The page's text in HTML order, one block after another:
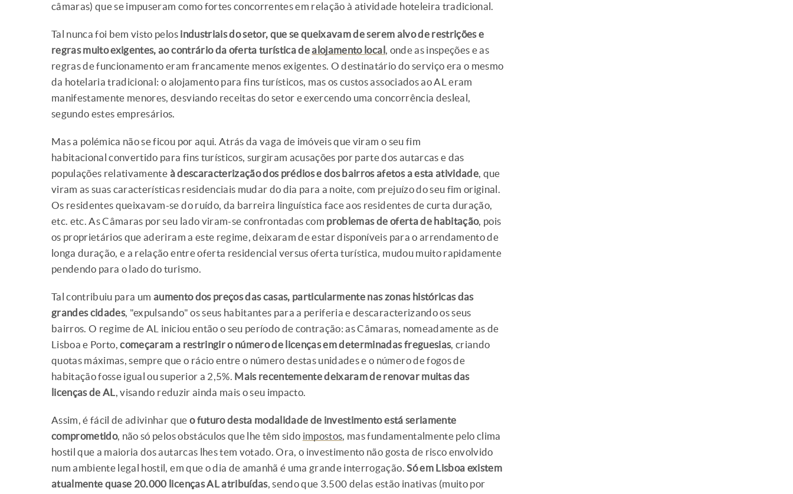
câmaras) que se impuseram como fortes concorrentes em relação à atividade hoteleira tradicional.
Tal nunca foi bem visto pelosindustriais do setor, que se queixavam de serem alvo de restrições e
regras muito exigentes, ao contrário da oferta turística dealojamento local , onde as inspeções e as
regras de funcionamento eram francamente menos exigentes. O destinatário do serviço era o mesmo
da hotelaria tradicional: o alojamento para fins turísticos, mas os custos associados ao AL eram
manifestamente menores, desviando receitas do setor e exercendo uma concorrência desleal,
segundo estes empresários.
Mas a polémica não se ficou por aqui. Atrás da vaga de imóveis que viram o seu fim
habitacional convertido para fins turísticos, surgiram acusações por parte dos autarcas e das
populações relativamente à descaracterização dos prédios e dos bairros afetos a esta atividade, que
viram as suas características residenciais mudar do dia para a noite, com prejuízo do seu fim original.
Os residentes queixavam-se do ruído, da barreira linguística face aos residentes de curta duração,
etc. etc. As Câmaras por seu lado viram-se confrontadas com problemas de oferta de habitação, pois
os proprietários que aderiram a este regime, deixaram de estar disponíveis para o arrendamento de
longa duração, e a relação entre oferta residencial versus oferta turística, mudou muito rapidamente
pendendo para o lado do turismo.
Tal contribuiu para um aumento dos preços das casas, particularmente nas zonas históricas das
grandes cidades, "expulsando" os seus habitantes para a periferia e descaracterizando os seus
bairros. O regime de AL iniciou então o seu período de contração: as Câmaras, nomeadamente as de
Lisboa e Porto,começaram a restringir o número de licenças em determinadas freguesias, criando
quotas máximas, sempre que o rácio entre o número destas unidades e o número de fogos de
habitação fosse igual ou superior a 2,5%. Mais recentemente deixaram de renovar muitas das
licenças de AL, visando reduzir ainda mais o seu impacto.
Assim, é fácil de adivinhar que o futuro desta modalidade de investimento está seriamente
comprometido, não só pelos obstáculos que lhe têm sido impostos, mas fundamentalmente pelo clima
hostil que a maioria dos autarcas lhes tem votado. Ora, o investimento não gosta de risco envolvido
num ambiente legal hostil, em que o dia de amanhã é uma grande interrogação.Só em Lisboa existem
atualmente quase 20.000 licenças AL atribuídas, sendo que 3.500 delas estão inativas (muito por